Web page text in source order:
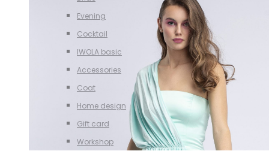
Evening
Cocktail
IWOLA basic
Accessories
Coat
Home design
Gift card
Workshop